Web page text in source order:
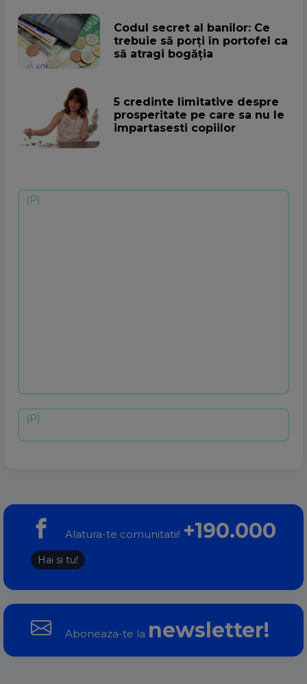
Codul secret al banilor: Ce
trebuie să porți în portofel ca
să atragi bogăția
5 credinte limitative despre
prosperitate pe care sa nu le
impartasesti copiilor
Alatura-te comunitatii! +190.000
Hai si tu!
Aboneaza-te la newsletter!